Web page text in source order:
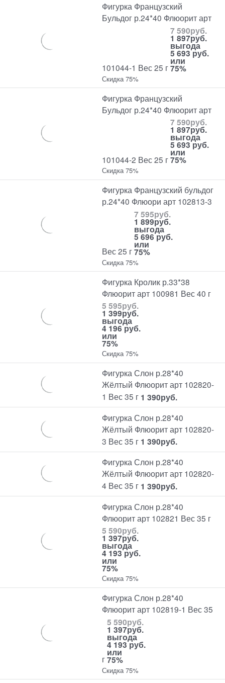
Фигурка Французский
Бульдог р.24*40 Флюорит арт
101044-1 Вес 25 г
7 590руб.
1 897руб.
выгода
5 693 руб.
или
75%
Скидка 75%
Фигурка Французский
Бульдог р.24*40 Флюорит арт
101044-2 Вес 25 г
7 590руб.
1 897руб.
выгода
5 693 руб.
или
75%
Скидка 75%
Фигурка Французский бульдог
р.24*40 Флюори арт 102813-3
Вес 25 г
7 595руб.
1 899руб.
выгода
5 696 руб.
или
75%
Скидка 75%
Фигурка Кролик р.33*38
Флюорит арт 100981 Вес 40 г
5 595руб.
1 399руб.
выгода
4 196 руб.
или
75%
Скидка 75%
Фигурка Слон р.28*40
Жёлтый Флюорит арт 102820-
1 Вес 35 г 1 390руб.
Фигурка Слон р.28*40
Жёлтый Флюорит арт 102820-
3 Вес 35 г 1 390руб.
Фигурка Слон р.28*40
Жёлтый Флюорит арт 102820-
4 Вес 35 г 1 390руб.
Фигурка Слон р.28*40
Флюорит арт 102821 Вес 35 г
5 590руб.
1 397руб.
выгода
4 193 руб.
или
75%
Скидка 75%
Фигурка Слон р.28*40
Флюорит арт 102819-1 Вес 35
г
5 590руб.
1 397руб.
выгода
4 193 руб.
или
75%
Скидка 75%